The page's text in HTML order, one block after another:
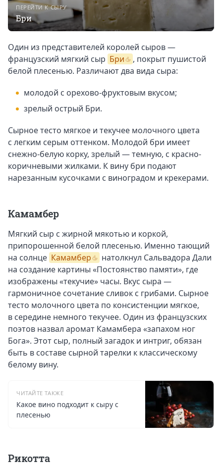
ПЕРЕЙТИ К СЫРУ
Бри
Один из представителей королей сыров —
французский мягкий сыр Бри
, покрыт пушистой
белой плесенью. Различают два вида сыра:
молодой с орехово-фруктовым вкусом;
зрелый острый Бри.
Сырное тесто мягкое и текучее молочного цвета
с легким серым оттенком. Молодой бри имеет
снежно-белую корку, зрелый — темную, с красно-
коричневыми жилками. К вину бри подают
нарезанным кусочками с виноградом и крекерами.
Камамбер
Мягкий сыр с жирной мякотью и коркой,
припорошенной белой плесенью. Именно тающий
на солнце Камамбер
натолкнул Сальвадора Дали
на создание картины «Постоянство памяти», где
изображены «текучие» часы. Вкус сыра —
гармоничное сочетание сливок с грибами. Сырное
тесто молочного цвета по консистенции мягкое,
в середине немного текучее. Один из французских
поэтов назвал аромат Камамбера «запахом ног
Бога». Этот сыр, полный загадок и интриг, обязан
быть в составе сырной тарелки к классическому
белому вину.
ЧИТАЙТЕ ТАКЖЕ
Какое вино подходит к сыру с
плесенью
Рикотта